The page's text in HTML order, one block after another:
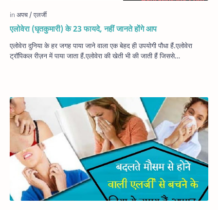
एलोवेरा (घृतकुमारी) के 23 फायदे, नहीं जानते होंगे आप
एलोवेरा दुनिया के हर जगह पाया जाने वाला एक बेहद ही उपयोगी पौधा हैं.एलोवेरा
ट्रॉपिकल रीज़न में पाया जाता हैं.एलोवेरा की खेती भी की जाती हैं जिससे…